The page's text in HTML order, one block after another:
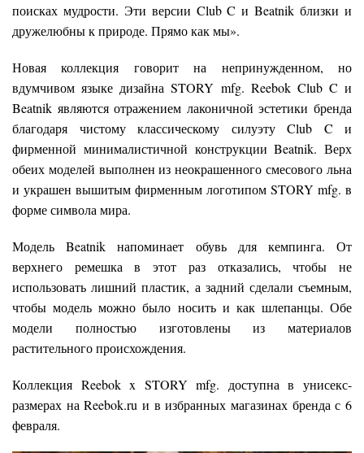
поисках мудрости. Эти версии Club C и Beatnik близки и
дружелюбны к природе. Прямо как мы».
Новая коллекция говорит на непринужденном, но
вдумчивом языке дизайна STORY mfg. Reebok Club C и
Beatnik являются отражением лаконичной эстетики бренда
благодаря чистому классическому силуэту Club C и
фирменной минималистичной конструкции Beatnik. Верх
обеих моделей выполнен из неокрашенного смесового льна
и украшен вышитым фирменным логотипом STORY mfg. в
форме символа мира.
Модель Beatnik напоминает обувь для кемпинга. От
верхнего ремешка в этот раз отказались, чтобы не
использовать лишний пластик, а задний сделали съемным,
чтобы модель можно было носить и как шлепанцы. Обе
модели полностью изготовлены из материалов
растительного происхождения.
Коллекция Reebok x STORY mfg. доступна в унисекс-
размерах на Reebok.ru и в избранных магазинах бренда с 6
февраля.